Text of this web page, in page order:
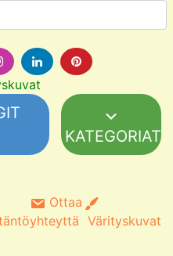
KATEGORIAT
Ottaa
yhteyttä Värityskuvat